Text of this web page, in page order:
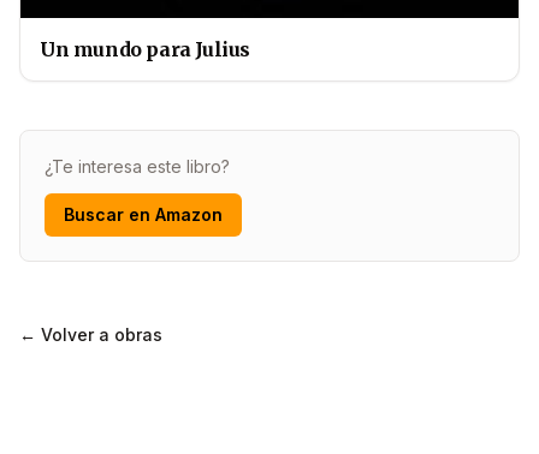
Un mundo para Julius
¿Te interesa este libro?
Buscar en Amazon
← Volver a obras